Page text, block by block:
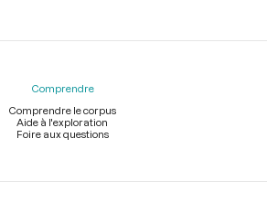
Comprendre
Comprendre le corpus
Aide à l'exploration
Foire aux questions